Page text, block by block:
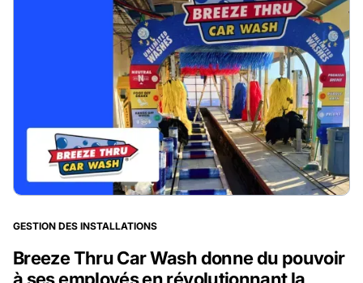
GESTION DES INSTALLATIONS
Breeze Thru Car Wash donne du pouvoir
à ses employés en révolutionnant la